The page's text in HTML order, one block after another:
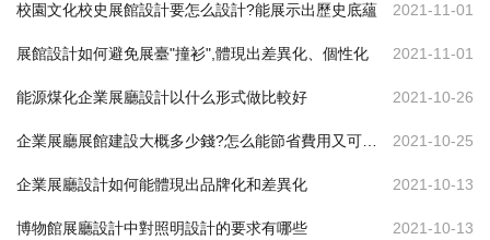
校園文化校史展館設計要怎么設計?能展示出歷史底蘊 2021-11-01
展館設計如何避免展臺"撞衫",體現出差異化、個性化 2021-11-01
能源煤化企業展廳設計以什么形式做比較好 2021-10-26
2021-10-25
企業展廳設計如何能體現出品牌化和差異化 2021-10-13
博物館展廳設計中對照明設計的要求有哪些 2021-10-13